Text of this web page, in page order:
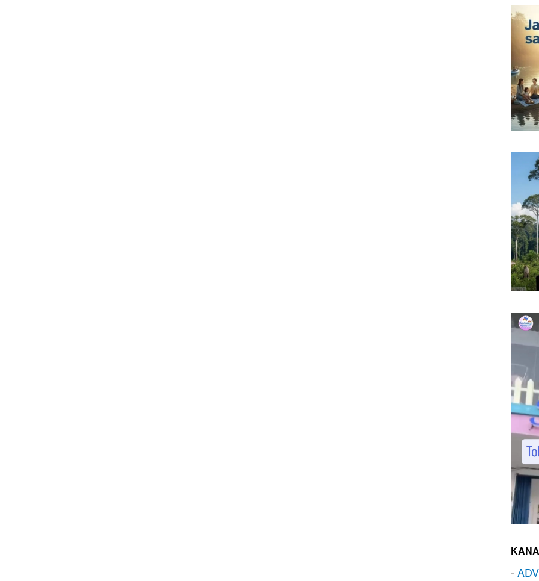
-